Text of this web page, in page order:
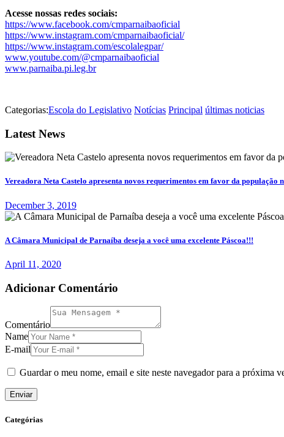
Acesse nossas redes sociais:
https://www.facebook.com/cmparnaibaoficial
https://www.instagram.com/cmparnaibaoficial/
https://www.instagram.com/escolalegpar/
www.youtube.com/@cmparnaibaoficial
www.parnaiba.pi.leg.br
Categorias:Escola do Legislativo Notícias Principal últimas noticias
Latest News
Vereadora Neta Castelo apresenta novos requerimentos em favor da população
December 3, 2019
A Câmara Municipal de Parnaíba deseja a você uma excelente Páscoa!!!
April 11, 2020
Adicionar Comentário
Comentário
Name
E-mail
Guardar o meu nome, email e site neste navegador para a próxima
Categórias